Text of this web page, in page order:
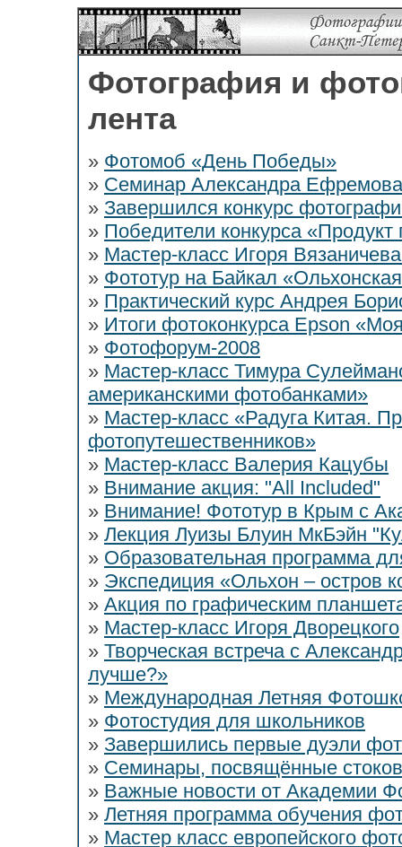
Фотография и
лента
» Фотомоб «День Победы»
» Семинар Александра
» Завершился конкурс
» Победители конкурса
» Мастер-класс Игоря
» Фототур на Байкал
» Практический курс Андрея
» Итоги фотоконкурса Epson
» Фотофорум-2008
» Мастер-класс Тимура
американскими фотобанками»
» Мастер-класс «Радуга Китая.
фотопутешественников»
» Мастер-класс Валерия Кацубы
» Внимание акция: "All Included"
» Внимание! Фототур в Крым с
» Лекция Луизы Блуин МкБэйн
» Образовательная программа
» Экспедиция «Ольхон – остров
» Акция по графическим
» Мастер-класс Игоря Дворецкого
» Творческая встреча с
лучше?»
» Международная Летняя
» Фотостудия для школьников
» Завершились первые дуэли
» Семинары, посвящённые
» Важные новости от Академии
» Летняя программа обучения
» Мастер класс европейского